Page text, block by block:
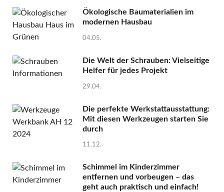
Ökologische Baumaterialien im
modernen Hausbau
04.05.
Die Welt der Schrauben: Vielseitige
Helfer für jedes Projekt
29.04.
Die perfekte Werkstattausstattung:
Mit diesen Werkzeugen starten Sie
durch
11.12.
Schimmel im Kinderzimmer
entfernen und vorbeugen – das
geht auch praktisch und einfach!